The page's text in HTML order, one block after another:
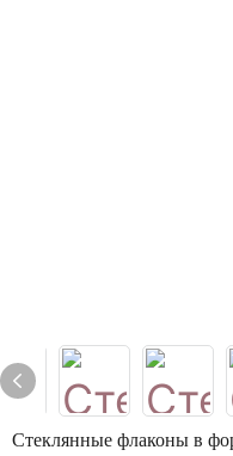
Стеклянные флаконы в